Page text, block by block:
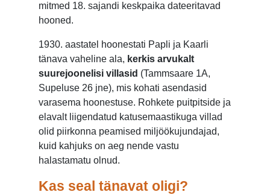
mitmed 18. sajandi keskpaika dateeritavad
hooned.
1930. aastatel hoonestati Papli ja Kaarli
tänava vaheline ala, kerkis arvukalt
suurejoonelisi villasid (Tammsaare 1A,
Supeluse 26 jne), mis kohati asendasid
varasema hoonestuse. Rohkete puitpitside ja
elavalt liigendatud katusemaastikuga villad
olid piirkonna peamised miljöökujundajad,
kuid kahjuks on aeg nende vastu
halastamatu olnud.
Kas seal tänavat oligi?